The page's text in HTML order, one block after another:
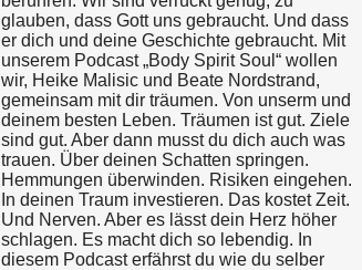
glauben, dass Gott uns gebraucht. Und dass
er dich und deine Geschichte gebraucht. Mit
unserem Podcast „Body Spirit Soul“ wollen
wir, Heike Malisic und Beate Nordstrand,
gemeinsam mit dir träumen. Von unserm und
deinem besten Leben. Träumen ist gut. Ziele
sind gut. Aber dann musst du dich auch was
trauen. Über deinen Schatten springen.
Hemmungen überwinden. Risiken eingehen.
In deinen Traum investieren. Das kostet Zeit.
Und Nerven. Aber es lässt dein Herz höher
schlagen. Es macht dich so lebendig. In
diesem Podcast erfährst du wie du selber